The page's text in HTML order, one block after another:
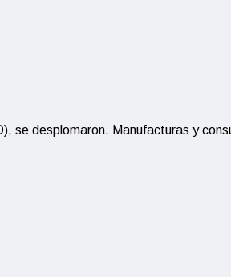
se desplomaron. Manufacturas y